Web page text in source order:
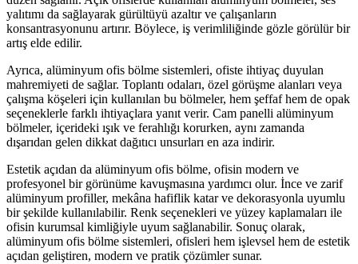
yalıtımı da sağlayarak gürültüyü azaltır ve çalışanların
konsantrasyonunu artırır. Böylece, iş verimliliğinde gözle görülür bir
artış elde edilir.
Ayrıca, alüminyum ofis bölme sistemleri, ofiste ihtiyaç duyulan
mahremiyeti de sağlar. Toplantı odaları, özel görüşme alanları veya
çalışma köşeleri için kullanılan bu bölmeler, hem şeffaf hem de opak
seçeneklerle farklı ihtiyaçlara yanıt verir. Cam panelli alüminyum
bölmeler, içerideki ışık ve ferahlığı korurken, aynı zamanda
dışarıdan gelen dikkat dağıtıcı unsurları en aza indirir.
Estetik açıdan da alüminyum ofis bölme, ofisin modern ve
profesyonel bir görünüme kavuşmasına yardımcı olur. İnce ve zarif
alüminyum profiller, mekâna hafiflik katar ve dekorasyonla uyumlu
bir şekilde kullanılabilir. Renk seçenekleri ve yüzey kaplamaları ile
ofisin kurumsal kimliğiyle uyum sağlanabilir. Sonuç olarak,
alüminyum ofis bölme sistemleri, ofisleri hem işlevsel hem de estetik
açıdan geliştiren, modern ve pratik çözümler sunar.